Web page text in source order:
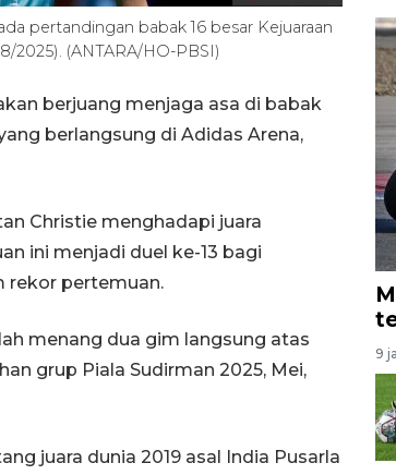
pertandingan babak 16 besar Kejuaraan
2025). (ANTARA/HO-PBSI)
berjuang menjaga asa di babak
berlangsung di Adidas Arena,
Christie menghadapi juara
ini menjadi duel ke-13 bagi
rekor pertemuan.
menang dua gim langsung atas
grup Piala Sudirman 2025, Mei,
juara dunia 2019 asal India Pusarla
9